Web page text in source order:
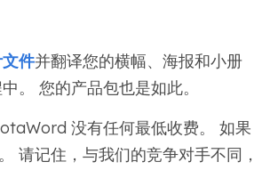
件并翻译您的横幅、海报和小册
。 您的产品包也是如此。
没有任何最低收费。 如果
请记住，与我们的竞争对手不同，